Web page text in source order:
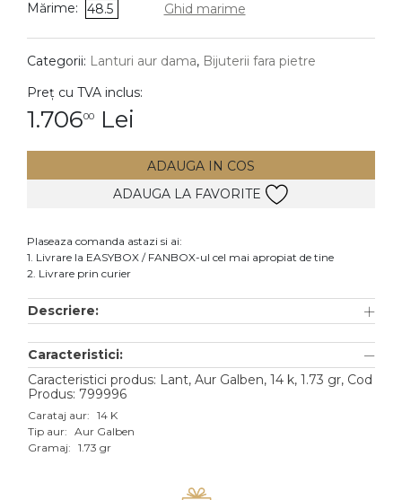
DIAMANTE Vezi toate
Cercei
Accesorii
Aur alb
Aur roz
Aur mixt
Mărime: 48.5 Ghid marime
Categorii: Lanturi aur dama, Bijuterii fara pietre
Preț cu TVA inclus:
1.70600 Lei
ADAUGA IN COS
ADAUGA LA FAVORITE
Plaseaza comanda astazi si ai:
1. Livrare la EASYBOX / FANBOX-ul cel mai apropiat de tine
2. Livrare prin curier
Descriere:
Caracteristici:
Caracteristici produs: Lant, Aur Galben, 14 k, 1.73 gr, Cod
Produs: 799996
Carataj aur: 14 K
Tip aur: Aur Galben
Gramaj: 1.73 gr